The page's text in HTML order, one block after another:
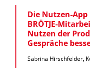
Die Nutzen-
BRÖTJE-
Nutzen der
Gespräche
Sabrina Hirschfelder,